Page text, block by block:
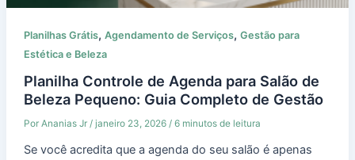
Planilhas Grátis, Agendamento de Serviços, Gestão para
Estética e Beleza
Planilha Controle de Agenda para Salão de
Beleza Pequeno: Guia Completo de Gestão
Por Ananias Jr / janeiro 23, 2026 / 6 minutos de leitura
Se você acredita que a agenda do seu salão é apenas